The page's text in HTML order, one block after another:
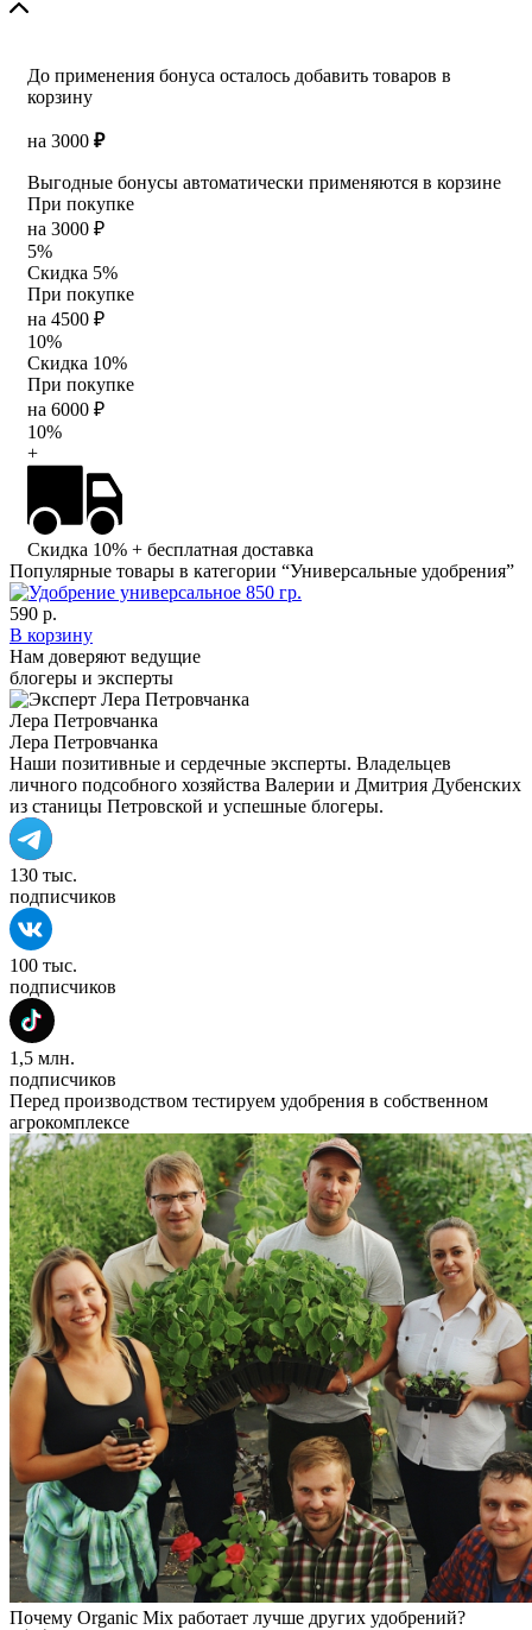
До применения бонуса осталось добавить товаров в
корзину
на 3000 ₽
Выгодные бонусы автоматически применяются в корзине
При покупке
на 3000 ₽
5%
Скидка 5%
При покупке
на 4500 ₽
10%
Скидка 10%
При покупке
на 6000 ₽
10%
+
Скидка 10% + бесплатная доставка
Популярные товары в категории “Универсальные удобрения”
590 р.
В корзину
Нам доверяют ведущие
блогеры и эксперты
Лера Петровчанка
Лера Петровчанка
Наши позитивные и сердечные эксперты. Владельцев
личного подсобного хозяйства Валерии и Дмитрия Дубенских
из станицы Петровской и успешные блогеры.
130 тыс.
подписчиков
100 тыс.
подписчиков
1,5 млн.
подписчиков
Перед производством тестируем удобрения в собственном
агрокомплексе
Почему Organic Mix работает лучше других удобрений?